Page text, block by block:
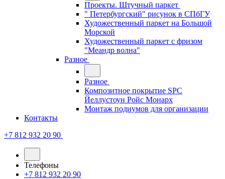
Проекты. Штучный паркет
" Петербургский" рисунок в СПбГУ
Художественный паркет на Большой
Морской
Художественный паркет с фризом
"Меандр волна"
Разное
Разное
Композитное покрытие SPC
Йеллустоун Ройс Монарх
Монтаж подиумов для организации
Контакты
+7 812 932 20 90
Телефоны
+7 812 932 20 90